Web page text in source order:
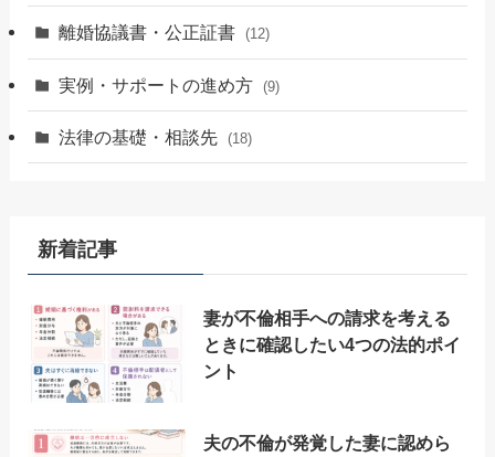
離婚協議書・公正証書 (12)
実例・サポートの進め方 (9)
法律の基礎・相談先 (18)
新着記事
妻が不倫相手への請求を考える
ときに確認したい4つの法的ポイ
ント
夫の不倫が発覚した妻に認めら